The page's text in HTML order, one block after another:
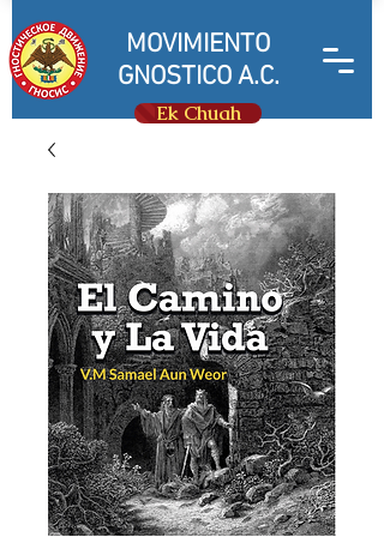
MOVIMIENTO
GNOSTICO A.C.
Ek Chuah